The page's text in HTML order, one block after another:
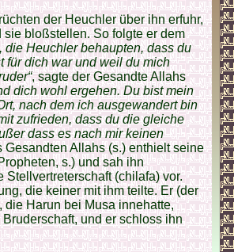
der Heuchler über ihn erfuhr,
bloßstellen. So folgte er dem
die Heuchler behaupten, dass du
für dich war und weil du mich
, sagte der Gesandte Allahs
dich wohl ergehen. Du bist mein
nach dem ich ausgewandert bin
zufrieden, dass du die gleiche
dass es nach mir keinen
Allahs (s.) enthielt seine
s.) und sah ihn
(chilafa) vor.
die keiner mit ihm teilte. Er (der
die Harun bei Musa innehatte,
und er schloss ihn